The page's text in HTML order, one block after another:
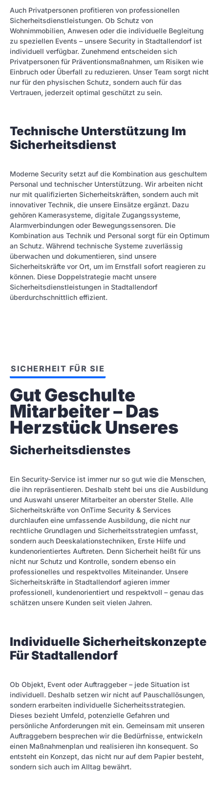
Auch Privatpersonen profitieren von professionellen
Sicherheitsdienstleistungen. Ob Schutz von
Wohnimmobilien, Anwesen oder die individuelle Begleitung
zu speziellen Events – unsere Security in Stadtallendorf ist
individuell verfügbar. Zunehmend entscheiden sich
Privatpersonen für Präventionsmaßnahmen, um Risiken wie
Einbruch oder Überfall zu reduzieren. Unser Team sorgt nicht
nur für den physischen Schutz, sondern auch für das
Vertrauen, jederzeit optimal geschützt zu sein.
Technische Unterstützung Im
Sicherheitsdienst
Moderne Security setzt auf die Kombination aus geschultem
Personal und technischer Unterstützung. Wir arbeiten nicht
nur mit qualifizierten Sicherheitskräften, sondern auch mit
innovativer Technik, die unsere Einsätze ergänzt. Dazu
gehören Kamerasysteme, digitale Zugangssysteme,
Alarmverbindungen oder Bewegungssensoren. Die
Kombination aus Technik und Personal sorgt für ein Optimum
an Schutz. Während technische Systeme zuverlässig
überwachen und dokumentieren, sind unsere
Sicherheitskräfte vor Ort, um im Ernstfall sofort reagieren zu
können. Diese Doppelstrategie macht unsere
Sicherheitsdienstleistungen in Stadtallendorf
überdurchschnittlich effizient.
SICHERHEIT FÜR SIE
Gut Geschulte
Mitarbeiter – Das
Herzstück Unseres
Sicherheitsdienstes
Ein Security-Service ist immer nur so gut wie die Menschen,
die ihn repräsentieren. Deshalb steht bei uns die Ausbildung
und Auswahl unserer Mitarbeiter an oberster Stelle. Alle
Sicherheitskräfte von OnTime Security & Services
durchlaufen eine umfassende Ausbildung, die nicht nur
rechtliche Grundlagen und Sicherheitsstrategien umfasst,
sondern auch Deeskalationstechniken, Erste Hilfe und
kundenorientiertes Auftreten. Denn Sicherheit heißt für uns
nicht nur Schutz und Kontrolle, sondern ebenso ein
professionelles und respektvolles Miteinander. Unsere
Sicherheitskräfte in Stadtallendorf agieren immer
professionell, kundenorientiert und respektvoll – genau das
schätzen unsere Kunden seit vielen Jahren.
Individuelle Sicherheitskonzepte
Für Stadtallendorf
Ob Objekt, Event oder Auftraggeber – jede Situation ist
individuell. Deshalb setzen wir nicht auf Pauschallösungen,
sondern erarbeiten individuelle Sicherheitsstrategien.
Dieses bezieht Umfeld, potenzielle Gefahren und
persönliche Anforderungen mit ein. Gemeinsam mit unseren
Auftraggebern besprechen wir die Bedürfnisse, entwickeln
einen Maßnahmenplan und realisieren ihn konsequent. So
entsteht ein Konzept, das nicht nur auf dem Papier besteht,
sondern sich auch im Alltag bewährt.